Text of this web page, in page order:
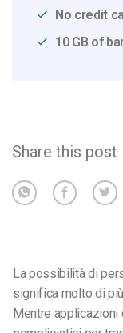
No credit
10 GB of
Share this post
La possibilità di
significa molto di
Mentre